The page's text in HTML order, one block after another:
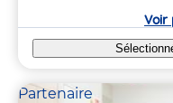
Voir
Partenaire